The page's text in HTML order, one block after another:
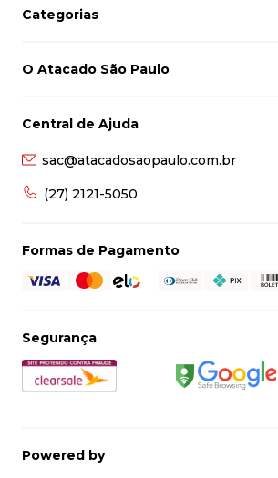
Categorias
O Atacado São Paulo
Central de Ajuda
sac@atacadosaopaulo.com.br
(27) 2121-5050
Formas de Pagamento
Segurança
Powered by